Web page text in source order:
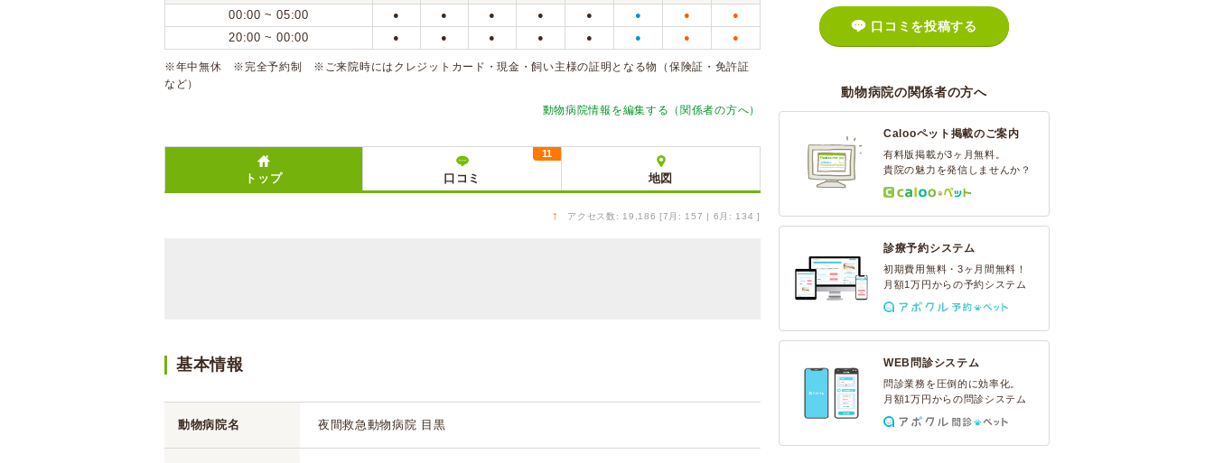
00:00 ~ 05:00
● ● ● ● ● ● ● ●
20:00 ~ 00:00 ● ● ● ● ● ● ● ●
※年中無休 ※完全予約制 ※ご来院時にはクレジットカード・現金・飼い主様の証明となる物（保険証・免許証
など）
動物病院情報を編集する（関係者の方へ）
トップ 口コミ
11
地図
↑ アクセス数: 19,186 [7月: 157 | 6月: 134 ]
基本情報
動物病院名 夜間救急動物病院 目黒
口コミを投稿する
動物病院の関係者の方へ
Calooペット掲載のご案内
有料版掲載が3ヶ月無料。
貴院の魅力を発信しませんか？
診療予約システム
初期費用無料・3ヶ月間無料！
月額1万円からの予約システム
WEB問診システム
問診業務を圧倒的に効率化。
月額1万円からの問診システム